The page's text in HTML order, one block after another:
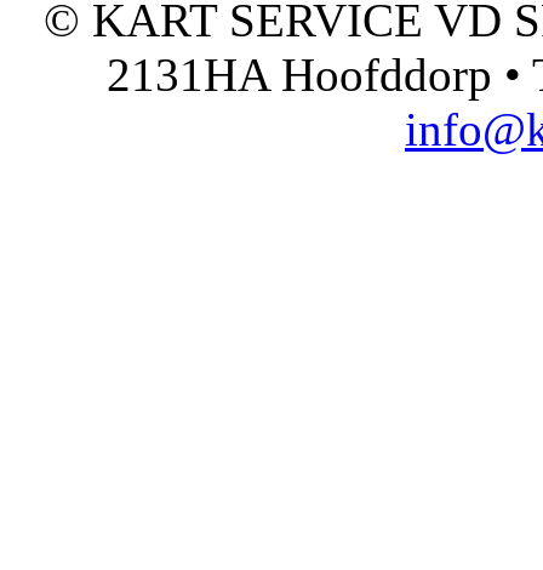
© KART SERVICE VD
2131HA Hoofddorp •